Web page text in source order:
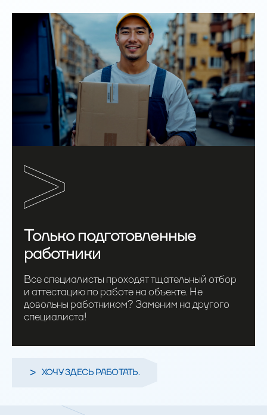
Только подготовленные
работники
Все специалисты проходят тщательный отбор
и аттестацию по работе на объекте. Не
довольны работником? Заменим на другого
специалиста!
ХОЧУ ЗДЕСЬ РАБОТАТЬ.